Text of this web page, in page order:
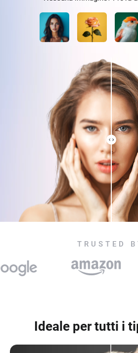
TRUSTED
Ideale per tutti i